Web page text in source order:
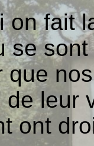
on fait
se
que
leur
ont